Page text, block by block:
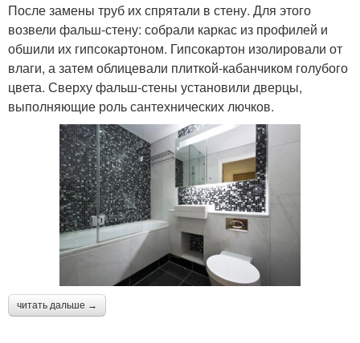
После замены труб их спрятали в стену. Для этого
возвели фальш-стену: собрали каркас из профилей и
обшили их гипсокартоном. Гипсокартон изолировали от
влаги, а затем облицевали плиткой-кабанчиком голубого
цвета. Сверху фальш-стены установили дверцы,
выполняющие роль сантехнических лючков.
читать дальше →